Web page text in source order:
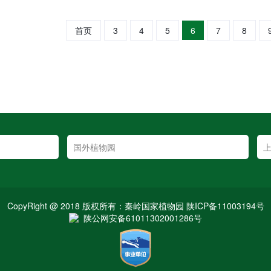
首页 3 4 5 6 7 8
CopyRight @ 2018 版权所有：秦岭国家植物园 陕ICP备11003194号
陕公网安备61011302001286号